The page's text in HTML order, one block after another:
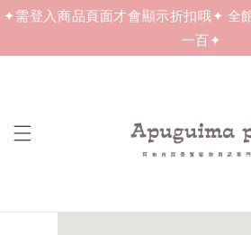
✦需登入商品頁面才會顯示折扣哦✦ 全
一百✦